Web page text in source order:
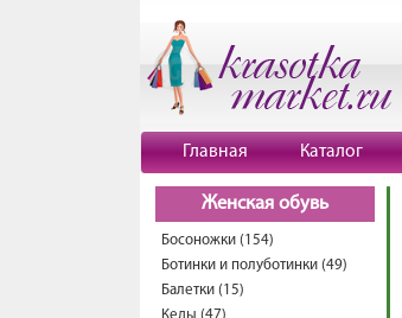
Главная Каталог
Женская обувь
Босоножки (154)
Ботинки и полуботинки (49)
Балетки (15)